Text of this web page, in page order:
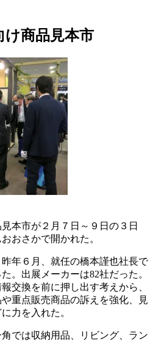
け商品見本市
本市が２月７日～９日の３日
おさかで開かれた。
年６月、就任の橋本謹也社長で
。出展メーカーは82社だった。
交換を前に押し出す考えから、
重点販売商品の訴えを強化、見
力を入れた。
では収納用品、リビング、ラン